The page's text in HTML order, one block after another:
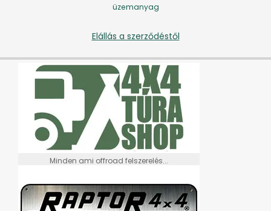
üzemanyag
Elállás a szerződéstől
Minden ami offroad felszerelés...